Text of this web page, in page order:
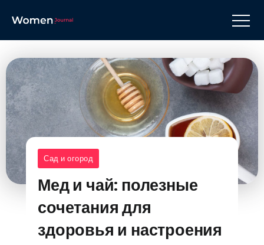
Сад и огород
Мед и чай: полезные
сочетания для
здоровья и настроения